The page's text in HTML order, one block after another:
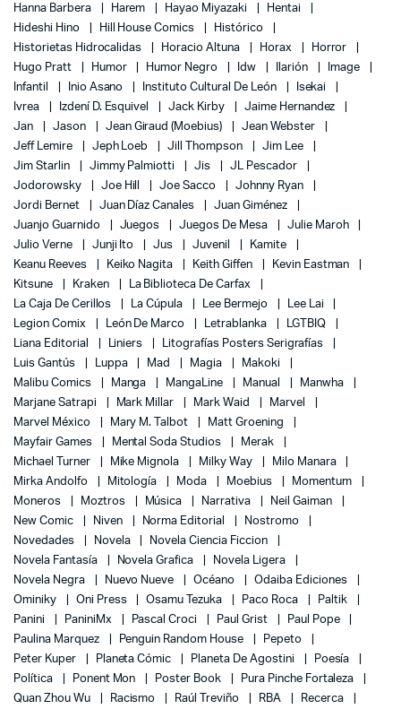
Hanna Barbera
Harem Hayao Miyazaki
Hentai
Hideshi Hino
Hill House Comics
Histórico
Historietas Hidrocalidas
Horacio Altuna Horax
Horror
Hugo Pratt
Humor Humor Negro Idw Ilarión
Image
Infantil
Inio Asano Instituto Cultural De León
Isekai
Ivrea
Izdení D. Esquivel Jack Kirby
Jaime Hernandez
Jan
Jason Jean Giraud (Moebius)
Jean Webster
Jeff Lemire
Jeph Loeb Jill Thompson
Jim Lee
Jim Starlin
Jimmy Palmiotti Jis
JL Pescador
Jodorowsky
Joe Hill Joe Sacco
Johnny Ryan
Jordi Bernet
Juan Díaz Canales
Juan Giménez
Juanjo Guarnido
Juegos Juegos De Mesa
Julie Maroh
Julio Verne
Junji Ito Jus Juvenil
Kamite
Keanu Reeves
Keiko Nagita Keith Giffen
Kevin Eastman
Kitsune
Kraken
La Biblioteca De Carfax
La Caja De Cerillos
La Cúpula Lee Bermejo
Lee Lai
Legion Comix
León De Marco Letrablanka
LGTBIQ
Liana Editorial
Liniers
Litografías Posters Serigrafías
Luis Gantús
Luppa Mad Magia
Makoki
Malibu Comics
Manga MangaLine Manual
Manwha
Marjane Satrapi
Mark Millar Mark Waid
Marvel
Marvel México
Mary M. Talbot
Matt Groening
Mayfair Games
Mental Soda Studios
Merak
Michael Turner
Mike Mignola Milky Way
Milo Manara
Mirka Andolfo
Mitología Moda Moebius
Momentum
Moneros
Moztros Música Narrativa
Neil Gaiman
New Comic
Niven Norma Editorial
Nostromo
Novedades
Novela
Novela Ciencia Ficcion
Novela Fantasía
Novela Grafica
Novela Ligera
Novela Negra
Nuevo Nueve Océano
Odaiba Ediciones
Ominiky
Oni Press Osamu Tezuka Paco Roca
Paltik
Panini
PaniniMx Pascal Croci Paul Grist
Paul Pope
Paulina Marquez
Penguin Random House
Pepeto
Peter Kuper
Planeta Cómic Planeta De Agostini
Poesía
Política
Ponent Mon Poster Book
Pura Pinche Fortaleza
Quan Zhou Wu
Racismo Raúl Treviño RBA
Recerca